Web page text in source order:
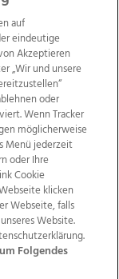
Jobs
Werbung
auf
eindeutige
Akzeptieren
„Wir und unsere
oder
Wenn Tracker
möglicherweise
Menü jederzeit
oder Ihre
Cookie
klicken
Webseite, falls
Website.
Folgendes